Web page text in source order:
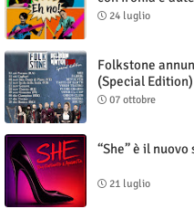
24 luglio
Folkstone
(Special Edition)
07 ottobre
“She” è il
21 luglio